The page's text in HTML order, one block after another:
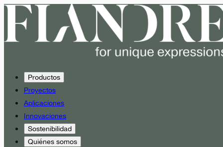
Productos
Proyectos
Aplicaciones
Innovaciones
Sostenibilidad
Quiénes somos